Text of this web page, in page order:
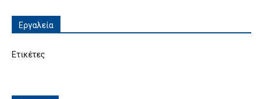
Εργαλεία
Ετικέτες